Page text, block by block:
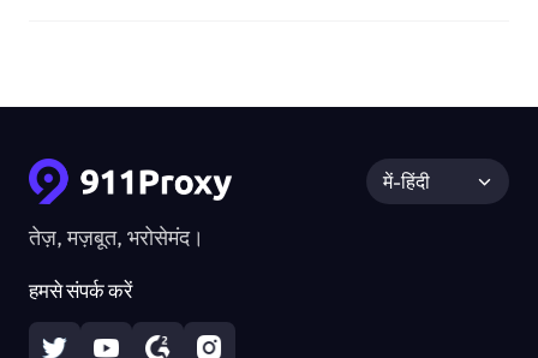
तेज़, मज़बूत, भरोसेमंद।
हमसे संपर्क करें
में-हिंदी